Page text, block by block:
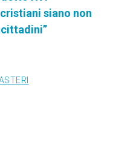
siano non